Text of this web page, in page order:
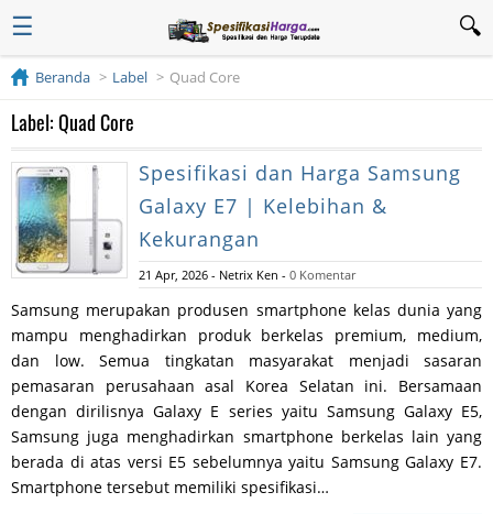
☰
Beranda Label Quad Core
Label: Quad Core
Spesifikasi dan Harga Samsung
Galaxy E7 | Kelebihan &
Kekurangan
21 Apr, 2026 - Netrix Ken - 0 Komentar
Samsung merupakan produsen smartphone kelas dunia yang
mampu menghadirkan produk berkelas premium, medium,
dan low. Semua tingkatan masyarakat menjadi sasaran
pemasaran perusahaan asal Korea Selatan ini. Bersamaan
dengan dirilisnya Galaxy E series yaitu Samsung Galaxy E5,
Samsung juga menghadirkan smartphone berkelas lain yang
berada di atas versi E5 sebelumnya yaitu Samsung Galaxy E7.
Smartphone tersebut memiliki spesifikasi…